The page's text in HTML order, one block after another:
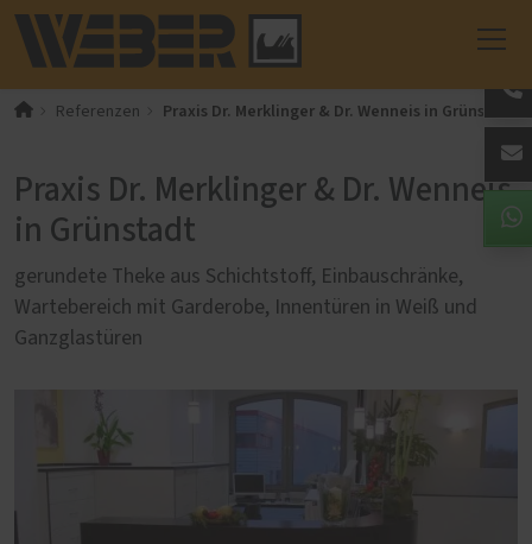
Referenzen Praxis Dr. Merklinger & Dr. Wenneis in Grünstadt
Praxis Dr. Merklinger & Dr. Wenneis
in Grünstadt
gerundete Theke aus Schichtstoff, Einbauschränke,
Wartebereich mit Garderobe, Innentüren in Weiß und
Ganzglastüren